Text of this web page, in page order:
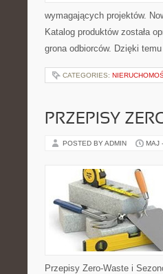
wymagających projektów.
Katalog produktów została
grona odbiorców. Dzięki
CATEGORIES:
PRZEPISY
POSTED BY ADMIN MAJ
Przepisy Zero-Waste i